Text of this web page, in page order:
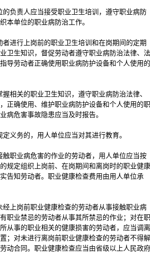
负责人应当接受职业卫生培训，遵守职业病防
本单位的职业病防治工作。
进行上岗前的职业卫生培训和在岗期间的定期
卫生知识，督促劳动者遵守职业病防治法律、法
导劳动者正确使用职业病防护设备和个人使用的
相关的职业卫生知识，遵守职业病防治法律、
正确使用、维护职业病防护设备和个人使用的职
病危害事故隐患应当及时报告。
义务的，用人单位应当对其进行教育。
职业病危害的作业的劳动者，用人单位应当按
规定组织上岗前、在岗期间和离岗时的职业健康
告知劳动者。职业健康检查费用由用人单位承
上岗前职业健康检查的劳动者从事接触职业病
职业禁忌的劳动者从事其所禁忌的作业；对在职
从事的职业相关的健康损害的劳动者，应当调离
；对未进行离岗前职业健康检查的劳动者不得解
动合同。职业健康检查应当由省级以上人民政府